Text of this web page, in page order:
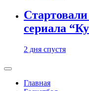
сериала
2 дня спустя
Главная